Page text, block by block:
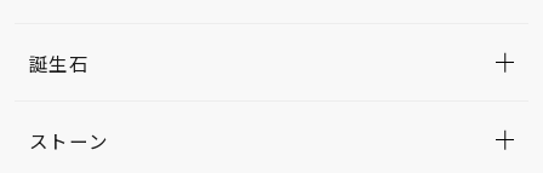
誕生石
ストーン